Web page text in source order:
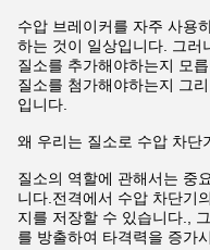
수압 브레이커를 자주 사용
하는 것이 일상입니다. 그러
질소를 추가해야하는지 모
질소를 첨가해야하는지 그
입니다.
왜 우리는 질소로 수압 차단
질소의 역할에 관해서는 중
니다.전격에서 수압 차단기
지를 저장할 수 있습니다.,
를 방출하여 타격력을 증가